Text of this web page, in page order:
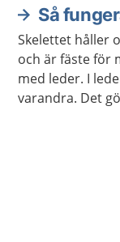
Så
Skelettet håller
och är fäste för
med leder. I
varandra. Det